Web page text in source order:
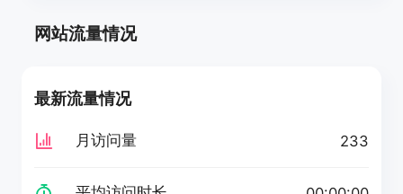
网站流量情况
最新流量情况
月访问量 233